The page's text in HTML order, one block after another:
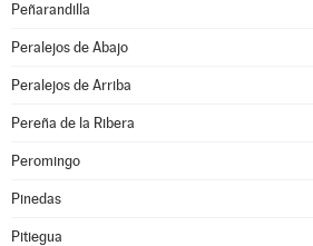
Peñarandilla
Peralejos de Abajo
Peralejos de Arriba
Pereña de la Ribera
Peromingo
Pinedas
Pitiegua